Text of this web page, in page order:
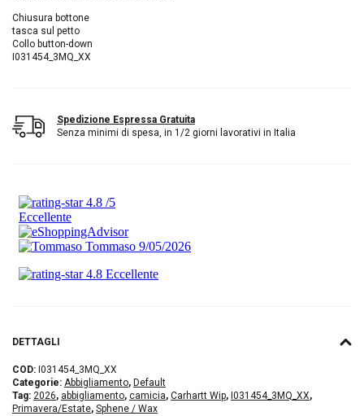
Chiusura bottone
tasca sul petto
Collo button-down
I031454_3MQ_XX
Spedizione Espressa Gratuita
Senza minimi di spesa, in 1/2 giorni lavorativi in Italia
DETTAGLI
COD: I031454_3MQ_XX
Categorie: Abbigliamento, Default
Tag: 2026, abbigliamento, camicia, Carhartt Wip, I031454_3MQ_XX,
Primavera/Estate, Sphene / Wax